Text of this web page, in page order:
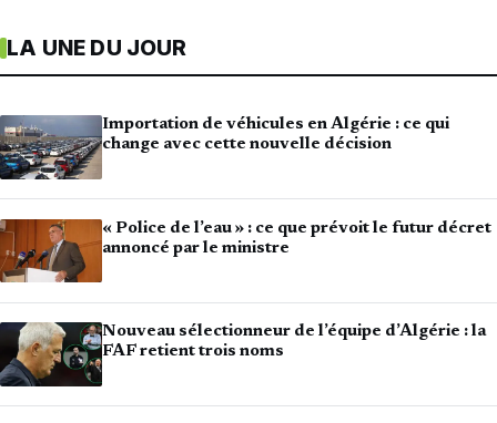
LA UNE DU JOUR
Importation de véhicules en Algérie : ce qui
change avec cette nouvelle décision
« Police de l’eau » : ce que prévoit le futur décret
annoncé par le ministre
Nouveau sélectionneur de l’équipe d’Algérie : la
FAF retient trois noms